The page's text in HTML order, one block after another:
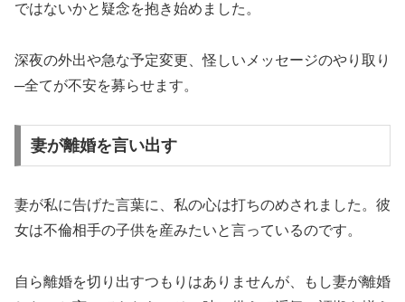
ではないかと疑念を抱き始めました。
深夜の外出や急な予定変更、怪しいメッセージのやり取り
─全てが不安を募らせます。
妻が離婚を言い出す
妻が私に告げた言葉に、私の心は打ちのめされました。彼
女は不倫相手の子供を産みたいと言っているのです。
自ら離婚を切り出すつもりはありませんが、もし妻が離婚